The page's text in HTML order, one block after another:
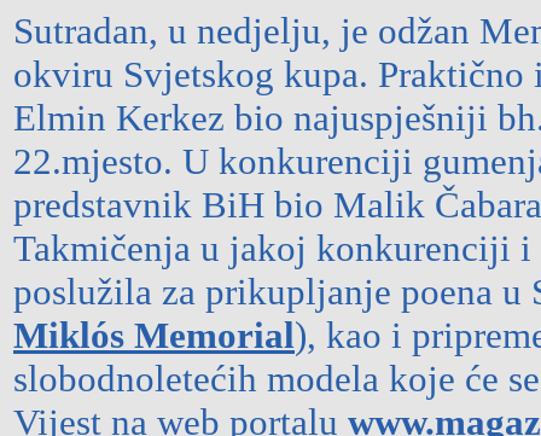
Sutradan, u nedjelju, je odžan
okviru Svjetskog kupa.
Elmin Kerkez bio najuspješniji
22.mjesto. U konkurenciji
predstavnik BiH bio Malik
Takmičenja u jakoj konkurenciji i
poslužila za prikupljanje poena u
Miklós Memorial), kao i
slobodnoletećih modela koje će
Vijest na web portalu